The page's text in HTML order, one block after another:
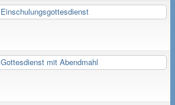
Einschulungsgottesdienst
Gottesdienst mit Abendmahl